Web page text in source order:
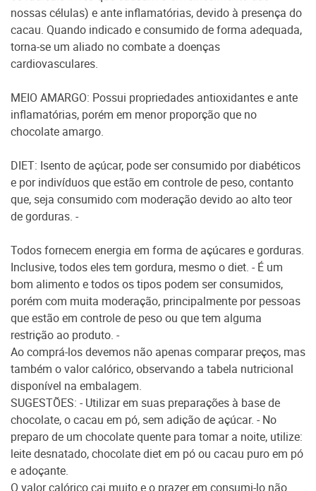
nossas células) e ante inflamatórias, devido à presença do
cacau. Quando indicado e consumido de forma adequada,
torna-se um aliado no combate a doenças
cardiovasculares.
MEIO AMARGO: Possui propriedades antioxidantes e ante
inflamatórias, porém em menor proporção que no
chocolate amargo.
DIET: Isento de açúcar, pode ser consumido por diabéticos
e por indivíduos que estão em controle de peso, contanto
que, seja consumido com moderação devido ao alto teor
de gorduras. -
Todos fornecem energia em forma de açúcares e gorduras.
Inclusive, todos eles tem gordura, mesmo o diet. - É um
bom alimento e todos os tipos podem ser consumidos,
porém com muita moderação, principalmente por pessoas
que estão em controle de peso ou que tem alguma
restrição ao produto. -
Ao comprá-los devemos não apenas comparar preços, mas
também o valor calórico, observando a tabela nutricional
disponível na embalagem.
SUGESTÕES: - Utilizar em suas preparações à base de
chocolate, o cacau em pó, sem adição de açúcar. - No
preparo de um chocolate quente para tomar a noite, utilize:
leite desnatado, chocolate diet em pó ou cacau puro em pó
e adoçante.
O valor calórico cai muito e o prazer em consumi-lo não.